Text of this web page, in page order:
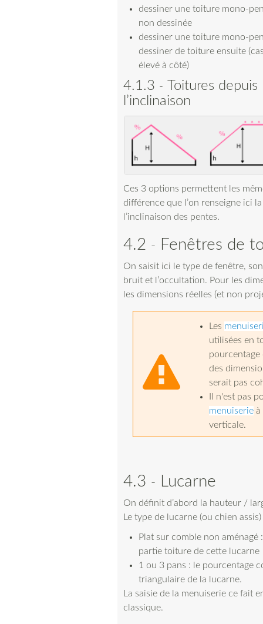
dessiner une toiture mono-
non dessinée
dessiner une toiture mono-
dessiner de toiture ensuite
élevé à côté)
4.1.3
Toitures
l’inclinaison
Ces 3 options permettent les
différence que l’on renseigne ici
l’inclinaison des pentes.
4.2 Fenêtres de
On saisit ici le type de fenêtre,
bruit et l’occultation. Pour les
les dimensions réelles (et non
Les
utilisées en
pourcentage
des
serait pas
Il n'est pas
menuiserieà
verticale.
4.3 Lucarne
On définit d’abord la hauteur /
Le type de lucarne (ou chien assis)
Plat sur comble non
partie toiture de cette lucarne
1 ou 3 pans : le pourcentage
triangulaire de la lucarne.
La saisie de la menuiserie ce fait
classique.